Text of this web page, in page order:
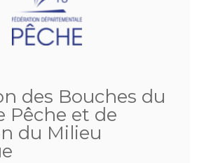
des Bouches du
Pêche et de
du Milieu